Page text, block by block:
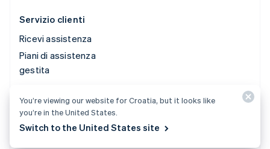
Servizio clienti
Ricevi assistenza
Piani di assistenza
gestita
© 2026 Stripe, LLC
You’re viewing our website for Croatia, but it looks like
you’re in the United States.
Switch to the United States site